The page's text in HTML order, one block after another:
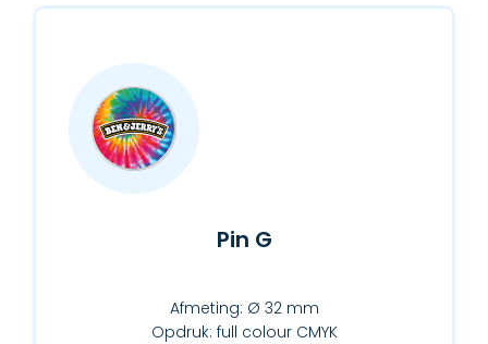
Pin G
Afmeting: Ø 32 mm
Opdruk: full colour CMYK